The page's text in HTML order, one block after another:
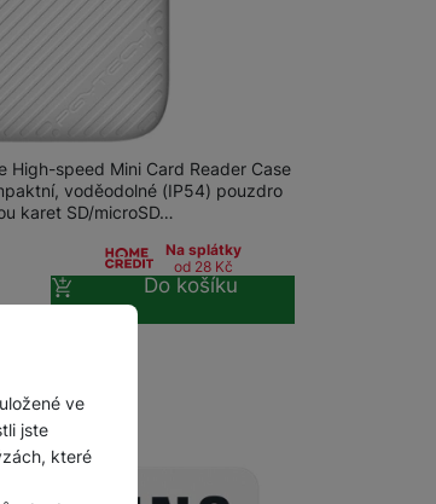
ve
jste
které
High-speed Mini
High-speed Mini Card Reader Case
voděodolné (IP54) pouzdro
karet SD/microSD…
Na splátky
od 28 Kč
Do košíku